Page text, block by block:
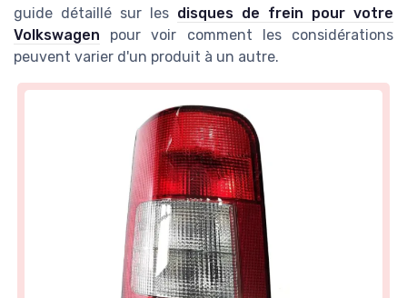
guide détaillé sur les disques de frein pour votre
Volkswagen pour voir comment les considérations
peuvent varier d'un produit à un autre.